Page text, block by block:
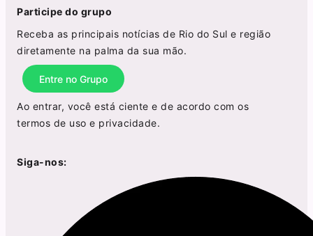
Participe do grupo
Receba as principais notícias de Rio do Sul e região
diretamente na palma da sua mão.
Entre no Grupo
Ao entrar, você está ciente e de acordo com os
termos de uso e privacidade.
Siga-nos: